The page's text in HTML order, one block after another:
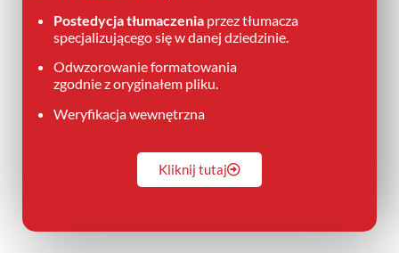
Postedycja tłumaczenia przez tłumacza
specjalizującego się w danej dziedzinie.
Odwzorowanie formatowania
zgodnie z oryginałem pliku.
Weryfikacja wewnętrzna
Kliknij tutaj